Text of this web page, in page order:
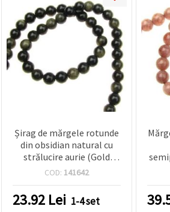
Șirag de mărgele rotunde
din obsidian natural cu
strălucire aurie (Gold
Sheen), 6 mm, aprox. 59
bijuterii handmade,
brățări și coliere DIY
COD: 141642
23.92 Lei 1-4 set